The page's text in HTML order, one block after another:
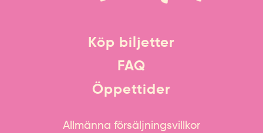
Köp biljetter
FAQ
Öppettider
Allmänna försäljningsvillkor